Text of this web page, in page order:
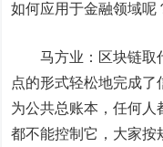
如何应用于金融领域呢
马方业：区块链取
点的形式轻松地完成
为公共总账本，任何人
都不能控制它，大家按